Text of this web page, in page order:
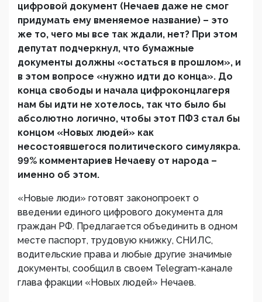
цифровой документ (Нечаев даже не смог
придумать ему вменяемое название) – это
же то, чего мы все так ждали, нет? При этом
депутат подчеркнул, что бумажные
документы должны «остаться в прошлом», и
в этом вопросе «нужно идти до конца». До
конца свободы и начала цифроконцлагеря
нам бы идти не хотелось, так что было бы
абсолютно логично, чтобы этот ПФЗ стал бы
концом «Новых людей» как
несостоявшегося политического симулякра.
99% комментариев Нечаеву от народа –
именно об этом.
«Новые люди» готовят законопроект о
введении единого цифрового документа для
граждан РФ. Предлагается объединить в одном
месте паспорт, трудовую книжку, СНИЛС,
водительские права и любые другие значимые
документы, сообщил в своем Telegram-канале
глава фракции «Новых людей» Нечаев.